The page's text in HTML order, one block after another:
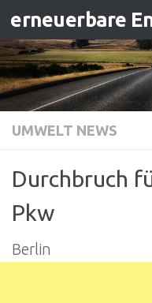
Zum Inhalt
UMWELT NEWS
Durchbruch
Pkw
Berlin